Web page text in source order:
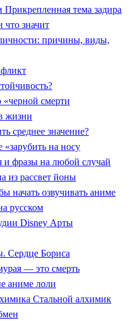
Прикрепленная тема задира
что значит
причины, виды,
«черной смерти
жизни
среднее значение?
«зарубить на носу
фразы на любой случай
из рассвет йоны
начать озвучивать аниме
русском
Disney Арты
Сердце Бориса
— это смерть
аниме лоли
Стальной алхимик